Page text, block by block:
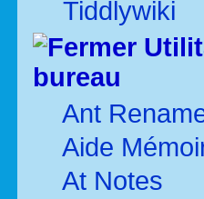
Tiddlywiki
bureau
Ant
Aide
At Notes